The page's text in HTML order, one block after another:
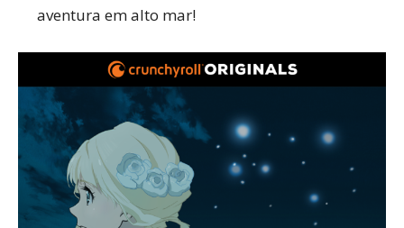
aventura em alto mar!